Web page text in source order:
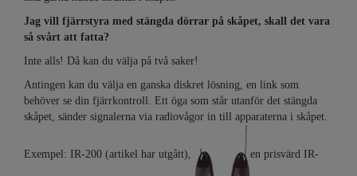
Jag vill fjärrstyra med stängda dörrar på skåpet, skall det vara
så svårt att fatta?
Inte alls! Då kan du välja på två saker!
Antingen kan du välja en ganska diskret lösning, en link som
behöver se din fjärrkontroll. Ett öga som står utanför det stängda
skåpet, sänder signalerna via radiovågor in till apparaterna i skåpet.
Exempel: IR-200 (artikel har utgått), en prisvärd IR-